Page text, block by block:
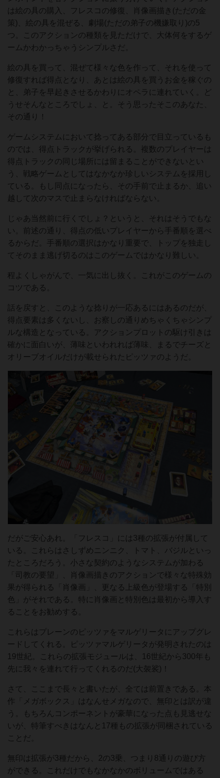
は絵の具の購入、フレスコの修復、肖像画描き(ただの金
策)、絵の具を混ぜる、劇場(ただの弟子の機嫌取り)の5
つ。このアクションの種類を見ただけで、大体何をするゲ
ームかわかっちゃうシンプルさだ。
絵の具を買って、混ぜて様々な色を作って、それを使って
修復すれば得点となり、あとは絵の具を買うお金を稼ぐの
と、弟子を早起きさせるかわりにオペラに連れていく。ど
うせそんなところでしょ、と。そう思ったそこのあなた、
その通り！
ゲームシステムにおいて捻ってある部分で目立っているも
のでは、得点トラックが挙げられる。複数のプレイヤーは
得点トラックの同じ場所には留まることができないとい
う、戦略ゲームとしてはなかなか珍しいシステムを採用し
ている。もし同点になったら、その手前で止まるか、追い
越して次のマスで止まらなければならない。
じゃあ当然前に行くでしょ？というと、それはそうでもな
い。前述の通り、得点の低いプレイヤーから手番順を選べ
るからだ。手番順の選択はかなり重要で、トップを独走し
てそのまま逃げ切るのはこのゲームではかなり難しい。
程よくしゃがんで、一気に出し抜く。これがこのゲームの
コツである。
話を戻すと、このような捻りが一応あるにはあるのだが、
得点要素は多くないし、お察しの通りめちゃくちゃシンプ
ルな構造となっている。アクションプロットの駆け引きは
確かに面白いが、薄味といわれれば薄味、まるでチーズと
オリーブオイルだけが載せられたピッツァのようだ。
だがご安心あれ。「フレスコ」には3種の拡張が付属して
いる。これらはさしずめニンニク、トマト、バジルといっ
たところだろう。小さな契約のようなシステムが加わる
「司教の要望」、肖像画描きのアクションで様々な特殊効
果が得られる「肖像画」、更なる上級色が登場する「特別
色」がそれである。特に肖像画と特別色は最初から導入す
ることをお勧めする。
これらはプレーンのピッツァをマルゲリータにアップグレ
ードしてくれる。ピッツァマルゲリータが発明されたのは
19世紀。これらの拡張モジュールは、16世紀から300年も
先に我々を連れて行ってくれるのだ(大袈裟)！
さて、ここまで長々と書いたが、全ては前置きである。本
作「メガボックス」はなんせメガなので、無印とは訳が違
う。もちろんコンポーネントが豪華になった点も見逃せな
いが、特筆すべきはなんと17種もの拡張が同梱されている
ことだ。
無印は拡張が3種だから、2の3乗、つまり8通りの遊び方
ができる。これだけでもなかなかのボリュームではある